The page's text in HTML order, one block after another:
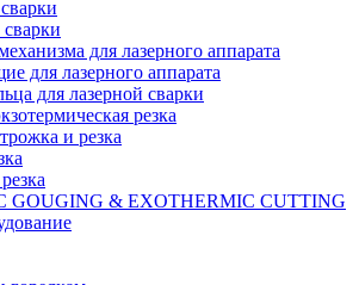
для лазерного аппарата
для лазерного аппарата
для лазерной сварки
резка
и резка
GOUGING & EXOTHERMIC CUTTING